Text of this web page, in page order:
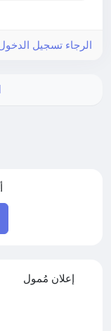
الرجاء تسجيل
إعلان مُمول